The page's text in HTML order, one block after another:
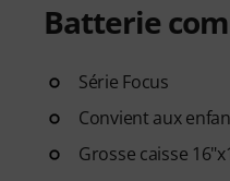
Batterie
Série Focus
Convient aux
Grosse caisse